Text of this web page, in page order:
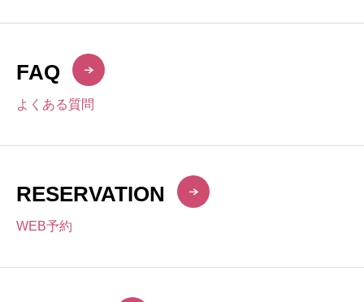
FAQ
よくある質問
RESERVATION
WEB予約